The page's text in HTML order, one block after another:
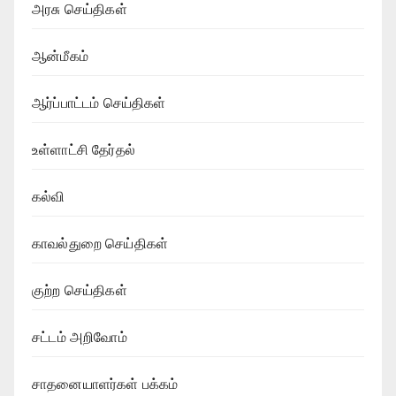
அரசு செய்திகள்
ஆன்மீகம்
ஆர்ப்பாட்டம் செய்திகள்
உள்ளாட்சி தேர்தல்
கல்வி
காவல்துறை செய்திகள்
குற்ற செய்திகள்
சட்டம் அறிவோம்
சாதனையாளர்கள் பக்கம்